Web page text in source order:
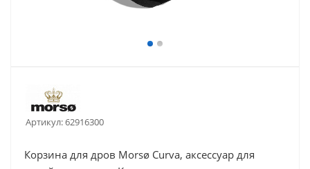
Артикул:62916300
Корзина для дров Morsø Curva, аксессуар для